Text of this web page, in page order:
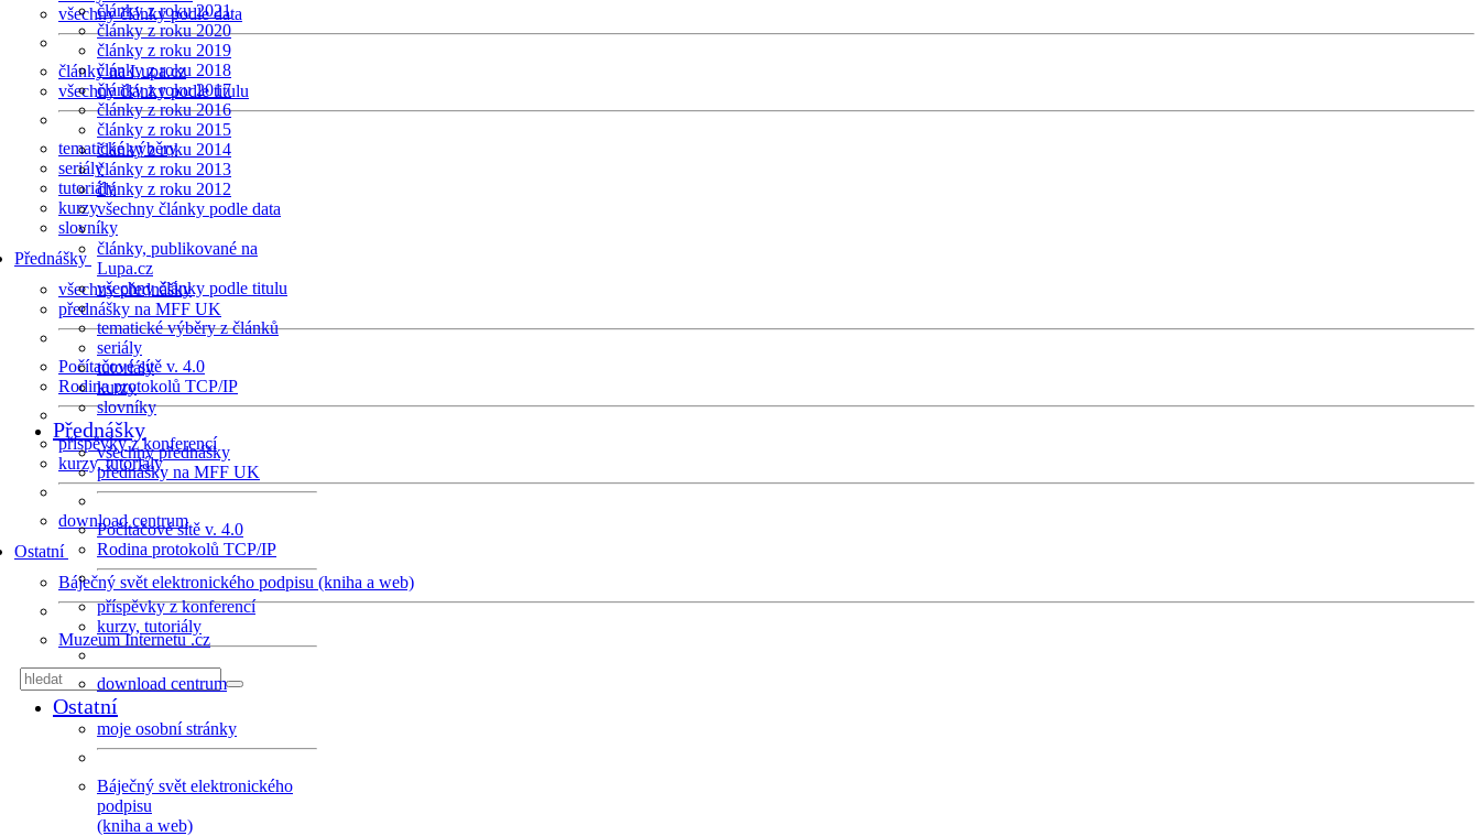
všechny články podle data
články na Lupa.cz
všechny články podle titulu
tematické výběry
seriály
tutoriály
kurzy
slovníky
Přednášky
všechny přednášky
přednášky na MFF UK
Počítačové sítě v. 4.0
Rodina protokolů TCP/IP
příspěvky z konferencí
kurzy, tutoriály
download centrum
Ostatní
Báječný svět elektronického podpisu (kniha a web)
Muzeum Internetu .cz
články z roku 2021
články z roku 2020
články z roku 2019
články z roku 2018
články z roku 2017
články z roku 2016
články z roku 2015
články z roku 2014
články z roku 2013
články z roku 2012
všechny články podle data
články, publikované na
Lupa.cz
všechny články podle titulu
tematické výběry z článků
seriály
tutoriály
kurzy
slovníky
Přednášky
všechny přednášky
přednášky na MFF UK
Počítačové sítě v. 4.0
Rodina protokolů TCP/IP
příspěvky z konferencí
kurzy, tutoriály
download centrum
Ostatní
moje osobní stránky
Báječný svět elektronického
podpisu
(kniha a web)